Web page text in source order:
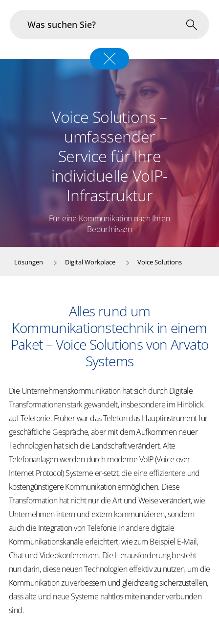
Infrastruktur & Betrieb
Voice Solutions –
umfassender
Service für Ihre
individuelle VoIP-
Infrastruktur
Für eine Kommunikation nach Ihren
Bedürfnissen
Lösungen Digital Workplace Voice Solutions
Alles rund um
Kommunikationstechnik in einem
Paket – Voice Solutions von Arvato
Systems
Die Unternehmenskommunikation hat sich durch Digitale
Transformationen stark gewandelt, insbesondere im Hinblick
auf Telefonie. Früher war das Telefon das Hauptinstrument für
geschäftliche Gespräche, aber mit dem Aufkommen neuer
Technologien hat sich die Landschaft verändert. Alte
Telefonanlagen werden durch moderne VoIP (Voice over
Internet Protocol) Systeme er-setzt, die eine effizientere und
kostengünstigere Kommunikation ermöglichen. Diese
Transformation hat nicht nur die Art und Weise verändert, wie
Unternehmen intern und extern kommunizieren, sondern
auch die Integration von Telefonie in andere digitale
Kommunikationskanäle erleichtert, wie zum Beispiel E-Mail,
Chat und Videokonferenzen. Die Herausforderung besteht
nun darin, diese neuen Technologien effektiv zu nutzen, um die
Kommunikation zu verbessern und gleichzeitig sicherzustellen,
dass alte und neue Systeme nahtlos miteinander verbunden
sind.